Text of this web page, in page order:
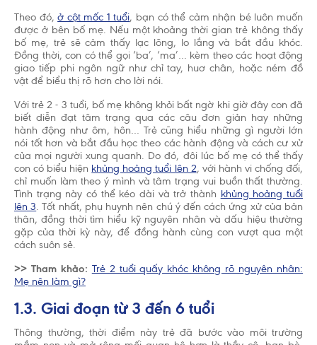
Theo đó,ở cột mốc 1 tuổi, bạn có thể cảm nhận bé luôn muốn
được ở bên bố mẹ. Nếu một khoảng thời gian trẻ không thấy
bố mẹ, trẻ sẽ cảm thấy lạc lõng, lo lắng và bắt đầu khóc.
Đồng thời, con có thể gọi ‘ba’, ‘ma’… kèm theo các hoạt động
giao tiếp phi ngôn ngữ như chỉ tay, huơ chân, hoặc ném đồ
vật để biểu thị rõ hơn cho lời nói.
Với trẻ 2 - 3 tuổi, bố mẹ không khỏi bất ngờ khi giờ đây con đã
biết diễn đạt tâm trạng qua các câu đơn giản hay những
hành động như ôm, hôn… Trẻ cũng hiểu những gì người lớn
nói tốt hơn và bắt đầu học theo các hành động và cách cư xử
của mọi người xung quanh. Do đó, đôi lúc bố mẹ có thể thấy
con có biểu hiện khủng hoảng tuổi lên 2, với hành vi chống đối,
chỉ muốn làm theo ý mình và tâm trạng vui buồn thất thường.
Tình trạng này có thể kéo dài và trở thành khủng hoảng tuổi
lên 3. Tốt nhất, phụ huynh nên chú ý đến cách ứng xử của bản
thân, đồng thời tìm hiểu kỹ nguyên nhân và dấu hiệu thường
gặp của thời kỳ này, để đồng hành cùng con vượt qua một
cách suôn sẻ.
>> Tham khảo: Trẻ 2 tuổi quấy khóc không rõ nguyên nhân:
Mẹ nên làm gì?
1.3. Giai đoạn từ 3 đến 6 tuổi
Thông thường, thời điểm này trẻ đã bước vào môi trường